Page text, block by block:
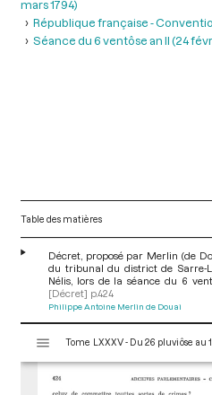
mars 1794)
République française -
Séance du 6 ventôse an II (24
Table des matières
Décret, proposé par Merlin (de
du tribunal du district de Sarre-
Nélis, lors de la séance du 6
[Décret] p.424
Philippe Antoine Merlin de Douai
s